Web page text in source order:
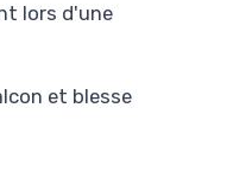
lors d'une
et blesse